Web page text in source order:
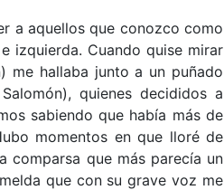
a aquellos que conozco como
izquierda. Cuando quise mirar
me hallaba junto a un puñado
quienes decididos a
sabiendo que había más de
momentos en que lloré de
comparsa que más parecía un
que con su grave voz me